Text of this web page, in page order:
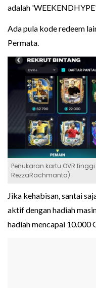
adalah
Ada pula kode redeem
Permata.
Penukaran kartu OVR
RezzaRachmanta)
Jika kehabisan, santai
aktif dengan hadiah
hadiah mencapai 10.000